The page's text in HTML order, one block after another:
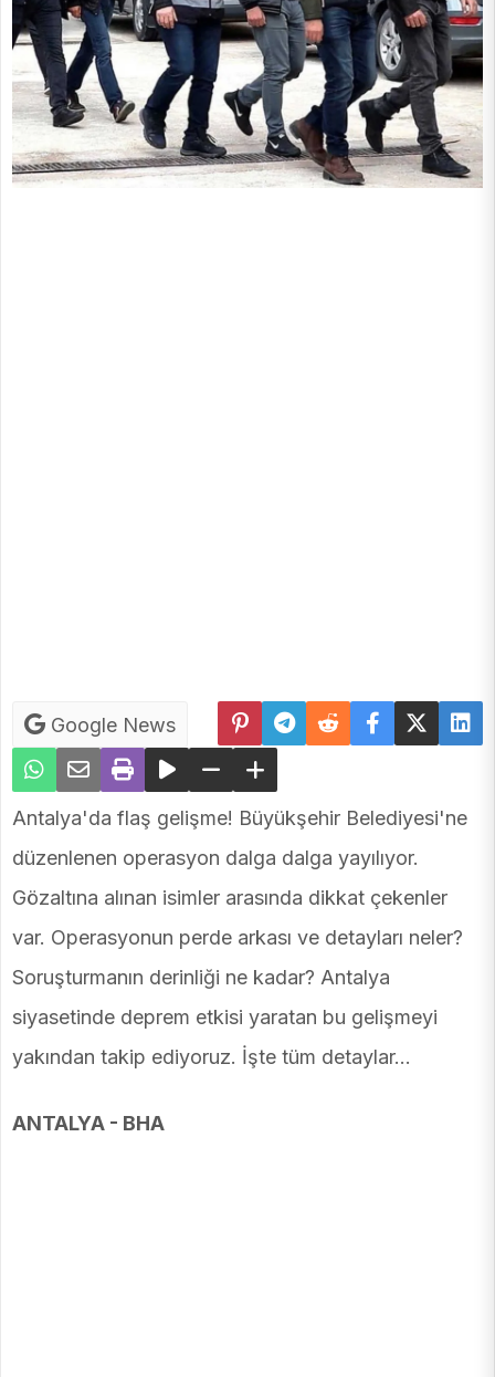
Google News
Antalya'da flaş gelişme! Büyükşehir Belediyesi'ne
düzenlenen operasyon dalga dalga yayılıyor.
Gözaltına alınan isimler arasında dikkat çekenler
var. Operasyonun perde arkası ve detayları neler?
Soruşturmanın derinliği ne kadar? Antalya
siyasetinde deprem etkisi yaratan bu gelişmeyi
yakından takip ediyoruz. İşte tüm detaylar...
ANTALYA - BHA